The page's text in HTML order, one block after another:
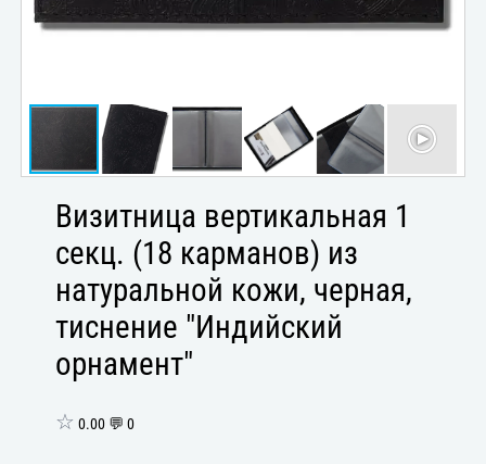
Визитница вертикальная 1
секц. (18 карманов) из
натуральной кожи, черная,
тиснение "Индийский
орнамент"
☆ 0.00 💬 0